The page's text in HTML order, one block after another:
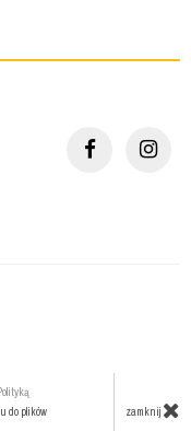
do plików
zamknij